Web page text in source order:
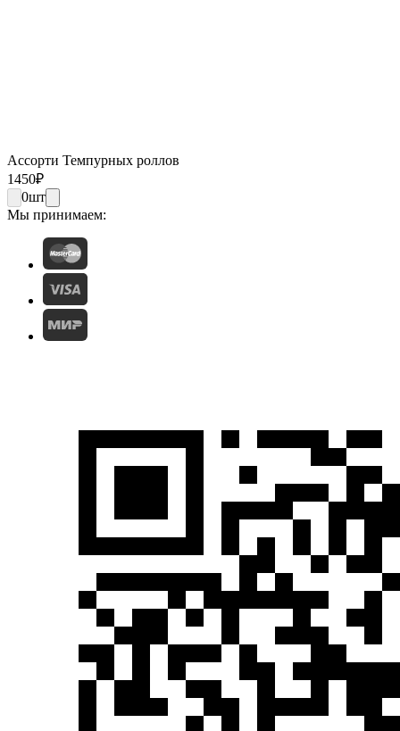
Ассорти Темпурных роллов
1450₽
0шт
Мы принимаем: